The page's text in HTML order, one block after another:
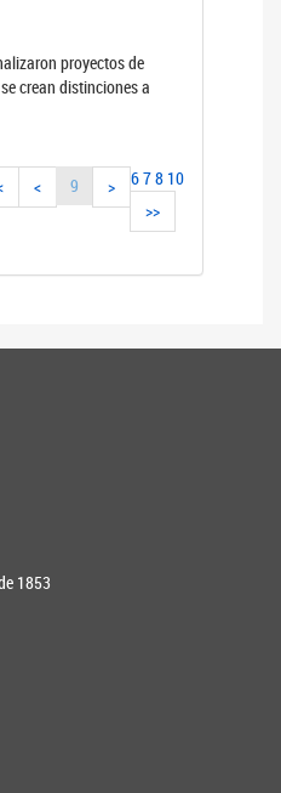
proyectos de
crean distinciones a
< 678
9 10
>
>>
1853